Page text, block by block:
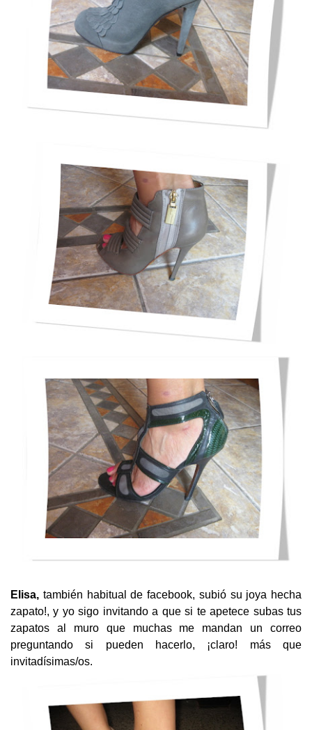
Elisa, también habitual de facebook, subió su joya hecha
zapato!, y yo sigo invitando a que si te apetece subas tus
zapatos al muro que muchas me mandan un correo
preguntando si pueden hacerlo, ¡claro! más que
invitadísimas/os.